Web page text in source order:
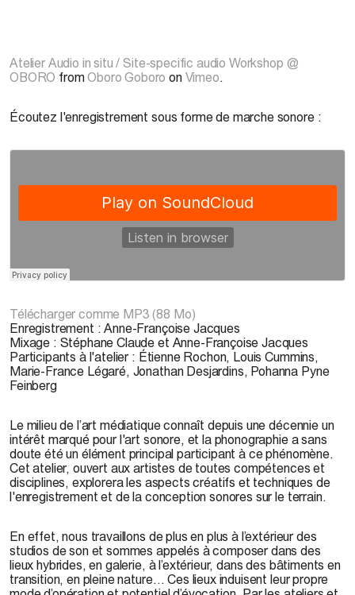
Atelier Audio in situ / Site-specific audio Workshop @
OBORO fromOboro Goboro on Vimeo.
Écoutez l'enregistrement sous forme de marche sonore :
Télécharger comme MP3 (88 Mo)
Enregistrement : Anne-Françoise Jacques
Mixage : Stéphane Claude et Anne-Françoise Jacques
Participants à l'atelier : Étienne Rochon, Louis Cummins,
Marie-France Légaré, Jonathan Desjardins, Pohanna Pyne
Feinberg
Le milieu de l’art médiatique connaît depuis une décennie un
intérêt marqué pour l'art sonore, et la phonographie a sans
doute été un élément principal participant à ce phénomène.
Cet atelier, ouvert aux artistes de toutes compétences et
disciplines, explorera les aspects créatifs et techniques de
l'enregistrement et de la conception sonores sur le terrain.
En effet, nous travaillons de plus en plus à l’extérieur des
studios de son et sommes appelés à composer dans des
lieux hybrides, en galerie, à l’extérieur, dans des bâtiments en
transition, en pleine nature… Ces lieux induisent leur propre